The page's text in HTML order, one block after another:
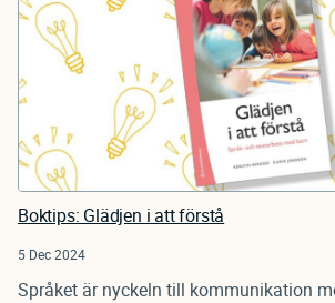
Boktips: Glädjen i att förstå
5 Dec 2024
Språket är nyckeln till kommunikation